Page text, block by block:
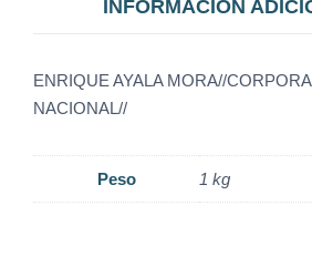
INFORMACIÓN
ENRIQUE AYALA MORA//
NACIONAL//
Peso 1 kg